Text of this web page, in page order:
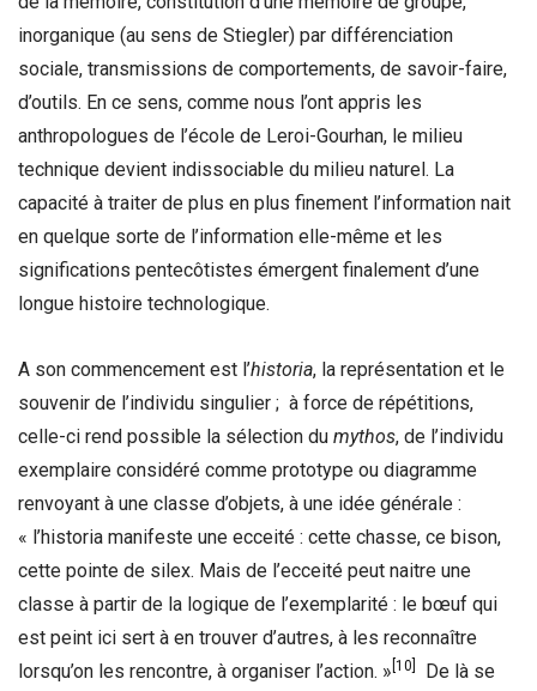
inorganique (au sens de Stiegler) par différenciation
sociale, transmissions de comportements, de savoir-faire,
d’outils. En ce sens, comme nous l’ont appris les
anthropologues de l’école de Leroi-Gourhan, le milieu
technique devient indissociable du milieu naturel. La
capacité à traiter de plus en plus finement l’information nait
en quelque sorte de l’information elle-même et les
significations pentecôtistes émergent finalement d’une
longue histoire technologique.
A son commencement est l’historia, la représentation et le
souvenir de l’individu singulier ; à force de répétitions,
celle-ci rend possible la sélection du mythos, de l’individu
exemplaire considéré comme prototype ou diagramme
renvoyant à une classe d’objets, à une idée générale :
« l’historia manifeste une ecceité : cette chasse, ce bison,
cette pointe de silex. Mais de l’ecceité peut naitre une
classe à partir de la logique de l’exemplarité : le bœuf qui
est peint ici sert à en trouver d’autres, à les reconnaître
lorsqu’on les rencontre, à organiser l’action. » [10]
De là se